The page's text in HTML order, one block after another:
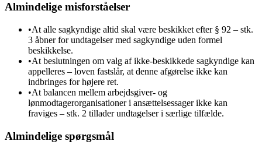
Almindelige misforståelser
•At alle sagkyndige altid skal være beskikket efter § 92 – stk.
3 åbner for undtagelser med sagkyndige uden formel
beskikkelse.
•At beslutningen om valg af ikke-beskikkede sagkyndige kan
appelleres – loven fastslår, at denne afgørelse ikke kan
indbringes for højere ret.
•At balancen mellem arbejdsgiver- og
lønmodtagerorganisationer i ansættelsessager ikke kan
fraviges – stk. 2 tillader undtagelser i særlige tilfælde.
Almindelige spørgsmål